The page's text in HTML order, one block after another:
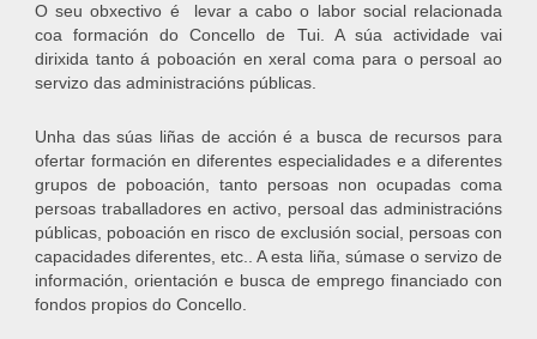
O seu obxectivo é levar a cabo o labor social relacionada
coa formación do Concello de Tui. A súa actividade vai
dirixida tanto á poboación en xeral coma para o persoal ao
servizo das administracións públicas.
Unha das súas liñas de acción é a busca de recursos para
ofertar formación en diferentes especialidades e a diferentes
grupos de poboación, tanto persoas non ocupadas coma
persoas traballadores en activo, persoal das administracións
públicas, poboación en risco de exclusión social, persoas con
capacidades diferentes, etc.. A esta liña, súmase o servizo de
información, orientación e busca de emprego financiado con
fondos propios do Concello.